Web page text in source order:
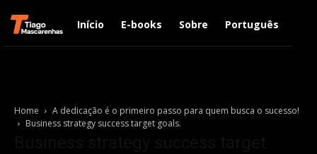
Início E-books Sobre Português
Home
A dedicação é o primeiro passo para quem busca o sucesso!
Business strategy success target goals.